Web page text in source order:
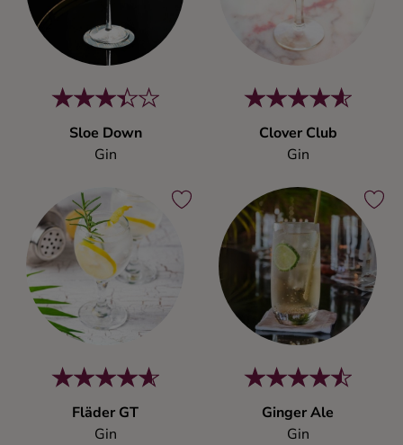
Sloe Down
Gin
Clover Club
Gin
Fläder GT
Gin
Ginger Ale
Gin